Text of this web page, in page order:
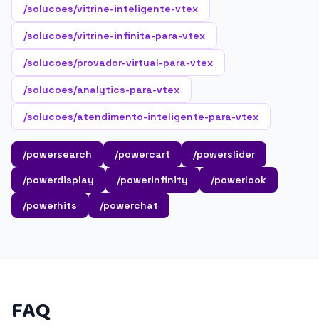
/solucoes/vitrine-inteligente-vtex
/solucoes/vitrine-infinita-para-vtex
/solucoes/provador-virtual-para-vtex
/solucoes/analytics-para-vtex
/solucoes/atendimento-inteligente-para-vtex
/powersearch /powercart
/powerslider
/powerdisplay
/powerinfinity
/powerlook
/powerhits
/powerchat
FAQ